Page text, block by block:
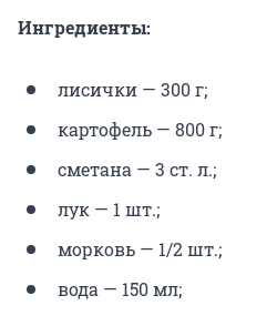
Ингредиенты:
лисички — 300 г;
картофель — 800 г;
сметана — 3 ст. л.;
лук — 1 шт.;
морковь — 1/2 шт.;
вода — 150 мл;